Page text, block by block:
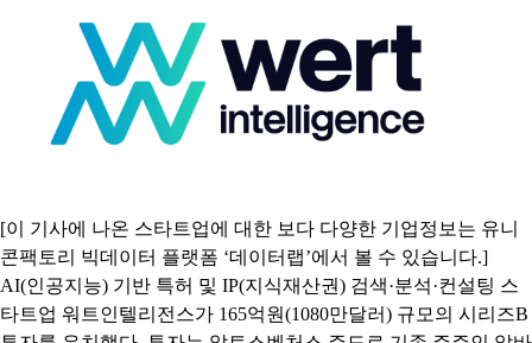
[이 기사에 나온 스타트업에 대한 보다 다양한 기업정보는 유니
콘팩토리 빅데이터 플랫폼 ‘데이터랩’에서 볼 수 있습니다.]
AI(인공지능) 기반 특허 및 IP(지식재산권) 검색·분석·컨설팅 스
타트업 워트인텔리전스가 165억원(1080만달러) 규모의 시리즈B